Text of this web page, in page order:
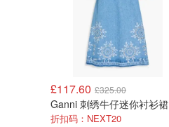
£117.60 £325.00
Ganni 刺绣牛仔迷你衬衫裙
折扣码：NEXT20